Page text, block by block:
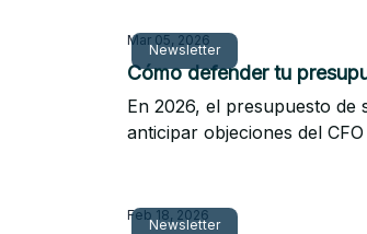
Newsletter
Mar 05, 2026
Cómo defender tu
En 2026, el presupuesto
anticipar objeciones del
Newsletter
Feb 18, 2026